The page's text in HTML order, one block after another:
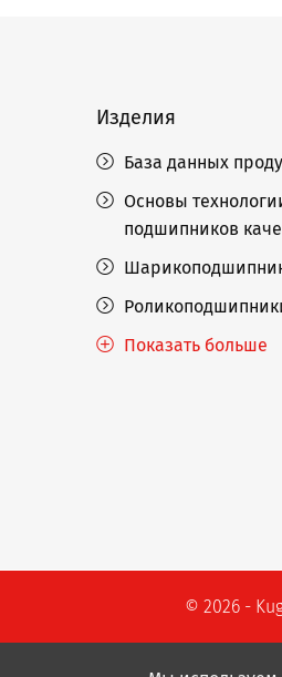
Изделия
База данных
Основы
подшипников
Показать больше
© 2026 -